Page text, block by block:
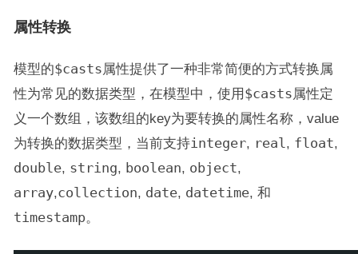
属性转换
模型的$casts 属性提供了一种非常简便的方式转换属
性为常见的数据类型，在模型中，使用 $casts 属性定
义一个数组，该数组的key为要转换的属性名称，value
为转换的数据类型，当前支持integer, real float
double, string boolean object
array, collection date, datetime, 和
timestamp。